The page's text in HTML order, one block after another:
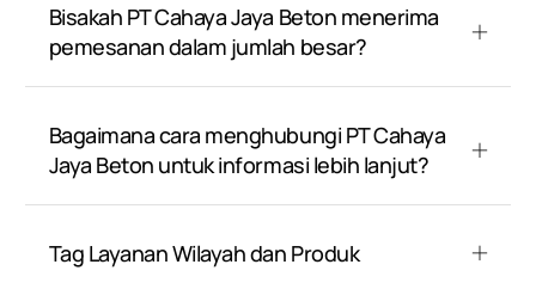
Bisakah PT Cahaya Jaya Beton menerima
pemesanan dalam jumlah besar?
Bagaimana cara menghubungi PT Cahaya
Jaya Beton untuk informasi lebih lanjut?
Tag Layanan Wilayah dan Produk